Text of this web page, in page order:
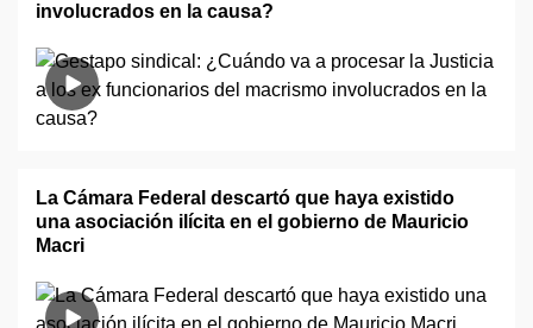
involucrados en la causa?
La Cámara Federal descartó que haya existido
una asociación ilícita en el gobierno de Mauricio
Macri